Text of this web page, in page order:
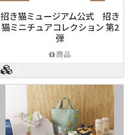
招き猫ミュージアム公式 招き
猫ミニチュアコレクション 第2
弾
商品